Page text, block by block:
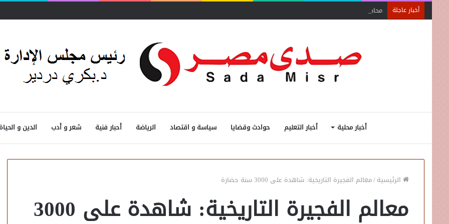
أخبار عاجلة محاضرة مفتي الجمهورية «مسك ختام» فعاليات الفوج الأول
أخبار محلية أخبار التعليم حوادث وقضايا سياسة و اقتصاد الرياضة أحبار فنية شعر و أدب الدين و الحياة
الرئيسية/معالم الفجيرة التاريخية: شاهدة على 3000 سنة حضارة
معالم الفجيرة التاريخية: شاهدة على 3000